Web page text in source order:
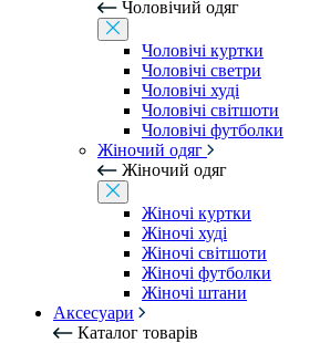
Чоловічий одяг
Чоловічі куртки
Чоловічі светри
Чоловічі худі
Чоловічі світшоти
Чоловічі футболки
Жіночий одяг
Жіночий одяг
Жіночі куртки
Жіночі худі
Жіночі світшоти
Жіночі футболки
Жіночі штани
Аксесуари
Каталог товарів